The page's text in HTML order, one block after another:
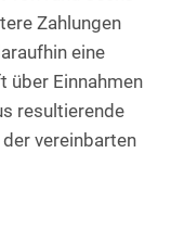
Zahlungen
eine
über Einnahmen
resultierende
vereinbarten